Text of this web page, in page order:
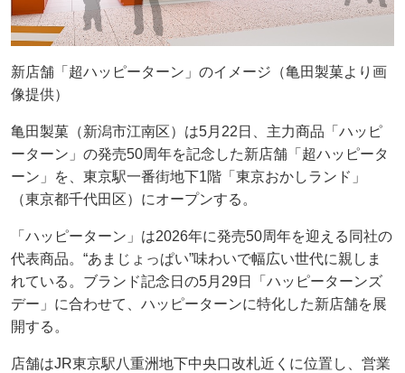
新店舗「超ハッピーターン」のイメージ（亀田製菓より画
像提供）
亀田製菓（新潟市江南区）は5月22日、主力商品「ハッピ
ーターン」の発売50周年を記念した新店舗「超ハッピータ
ーン」を、東京駅一番街地下1階「東京おかしランド」
（東京都千代田区）にオープンする。
「ハッピーターン」は2026年に発売50周年を迎える同社の
代表商品。“あまじょっぱい”味わいで幅広い世代に親しま
れている。ブランド記念日の5月29日「ハッピーターンズ
デー」に合わせて、ハッピーターンに特化した新店舗を展
開する。
店舗はJR東京駅八重洲地下中央口改札近くに位置し、営業